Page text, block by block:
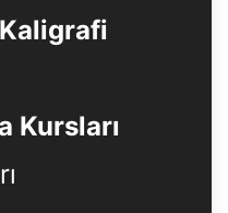
Kaligrafi
Kursları